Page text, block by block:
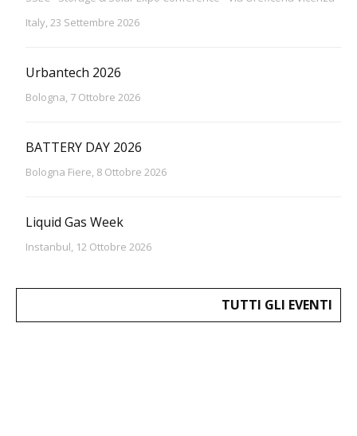
Italy, 23 Settembre 2026
Urbantech 2026
Bologna, 7 Ottobre 2026
BATTERY DAY 2026
Bologna Fiere, 8 Ottobre 2026
Liquid Gas Week
Instanbul, 12 Ottobre 2026
TUTTI GLI EVENTI